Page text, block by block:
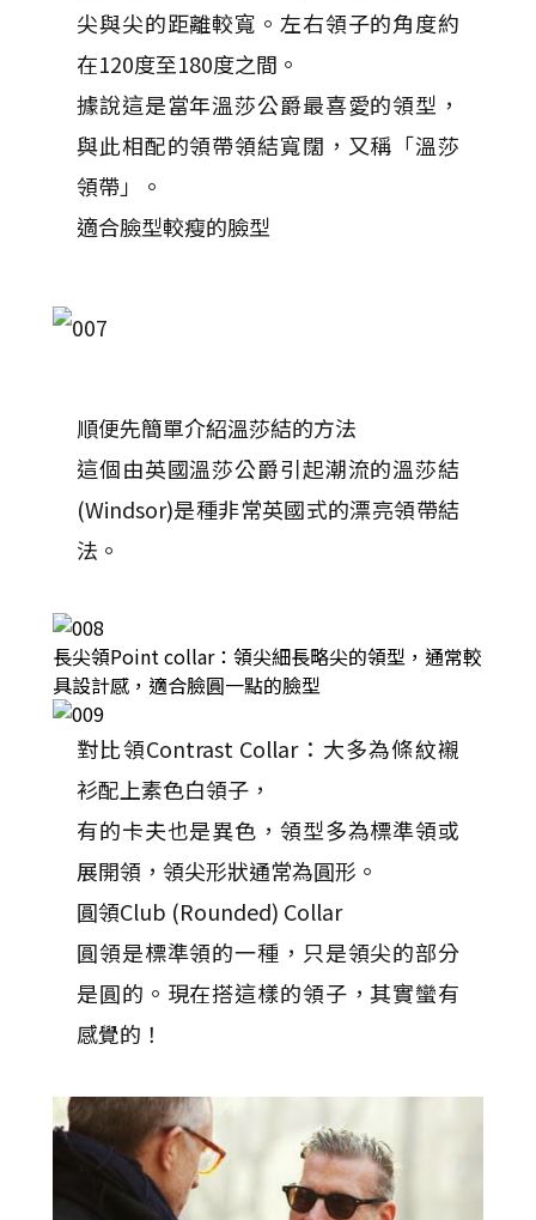
尖與尖的距離較寬。左右領子的角度約
在120度至180度之間。
據說這是當年溫莎公爵最喜愛的領型，
與此相配的領帶領結寬闊，又稱「溫莎
領帶」。
適合臉型較瘦的臉型
順便先簡單介紹溫莎結的方法
這個由英國溫莎公爵引起潮流的溫莎結
(Windsor)是種非常英國式的漂亮領帶結
法。
長尖領Point collar：領尖細長略尖的領型，通常較
具設計感，適合臉圓一點的臉型
對比領Contrast Collar：大多為條紋襯
衫配上素色白領子，
有的卡夫也是異色，領型多為標準領或
展開領，領尖形狀通常為圓形。
圓領Club (Rounded) Collar
圓領是標準領的一種，只是領尖的部分
是圓的。現在搭這樣的領子，其實蠻有
感覺的！